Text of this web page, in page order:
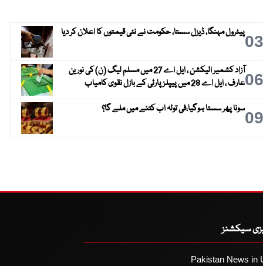
03پیٹرول مہنگا، ڈیزل سستا، حکومت نے نئی قیمتوں کا اعلان کر دیا
06
آزاد کشمیر الیکشن ، ایل اے 27 میں مسلم لیگ (ن) کی نورین
عارف ، ایل اے 28 میں پیپلز پارٹی کے بازل نقوی کامیاب
09سونا پھر سستا ہوگیا،فی تولہ اب کتنے میں ملے گا؟
سیکشنز
Pakistan News in